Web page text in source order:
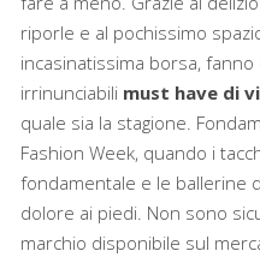
riporle e al pochissimo
incasinatissima borsa,
irrinunciabili must have di
quale sia la stagione.
Fashion Week, quando i
fondamentale e le ballerine
dolore ai piedi. Non sono
marchio disponibile sul